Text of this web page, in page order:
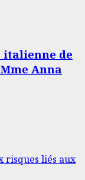
de
Anna
risques liés aux